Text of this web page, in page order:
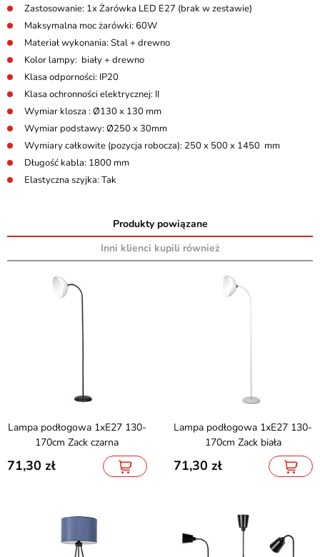
Zastosowanie: 1x Żarówka LED E27 (brak w zestawie)
Maksymalna moc żarówki: 60W
Materiał wykonania: Stal + drewno
Kolor lampy: biały + drewno
Klasa odporności: IP20
Klasa ochronności elektrycznej: II
Wymiar klosza : Ø130 x 130 mm
Wymiar podstawy: Ø250 x 30mm
Wymiary całkowite (pozycja robocza): 250 x 500 x 1450 mm
Długość kabla: 1800 mm
Elastyczna szyjka: Tak
Produkty powiązane
Inni klienci kupili również
Lampa podłogowa 1xE27 130-
170cm Zack czarna
71,30
Lampa podłogowa 1xE27 130-
170cm Zack biała
71,30